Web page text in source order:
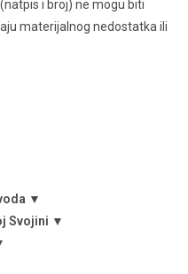
i broj) ne mogu biti
materijalnog nedostatka ili
▼
Svojini ▼